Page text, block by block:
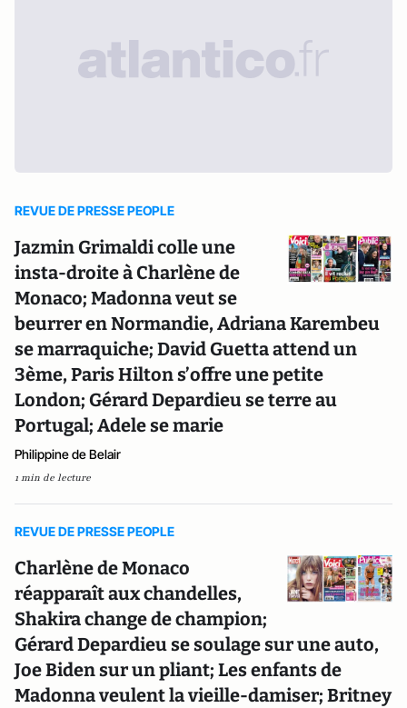
REVUE DE PRESSE PEOPLE
Jazmin Grimaldi colle une
insta-droite à Charlène de
Monaco; Madonna veut se
beurrer en Normandie, Adriana Karembeu
se marraquiche; David Guetta attend un
3ème, Paris Hilton s’offre une petite
London; Gérard Depardieu se terre au
Portugal; Adele se marie
Philippine de Belair
1 min de lecture
REVUE DE PRESSE PEOPLE
Charlène de Monaco
réapparaît aux chandelles,
Shakira change de champion;
Gérard Depardieu se soulage sur une auto,
Joe Biden sur un pliant; Les enfants de
Madonna veulent la vieille-damiser; Britney